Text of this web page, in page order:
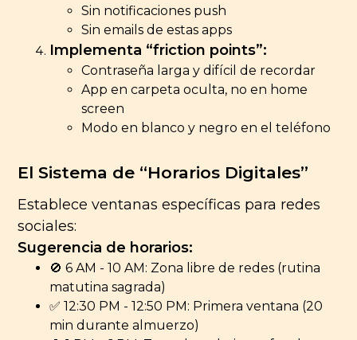
Sin notificaciones push
Sin emails de estas apps
Implementa “friction points”:
Contraseña larga y difícil de recordar
App en carpeta oculta, no en home
screen
Modo en blanco y negro en el teléfono
El Sistema de “Horarios Digitales”
Establece ventanas específicas para redes
sociales:
Sugerencia de horarios:
🚫 6 AM - 10 AM: Zona libre de redes (rutina
matutina sagrada)
✅ 12:30 PM - 12:50 PM: Primera ventana (20
min durante almuerzo)